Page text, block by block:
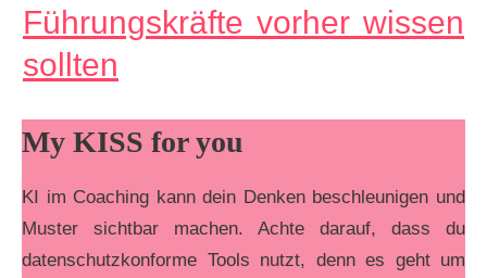
Führungskräfte vorher wissen
sollten
My KISS for you
KI im Coaching kann dein Denken beschleunigen und
Muster sichtbar machen. Achte darauf, dass du
datenschutzkonforme Tools nutzt, denn es geht um